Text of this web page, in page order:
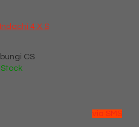
4 X S
CS
via SMS